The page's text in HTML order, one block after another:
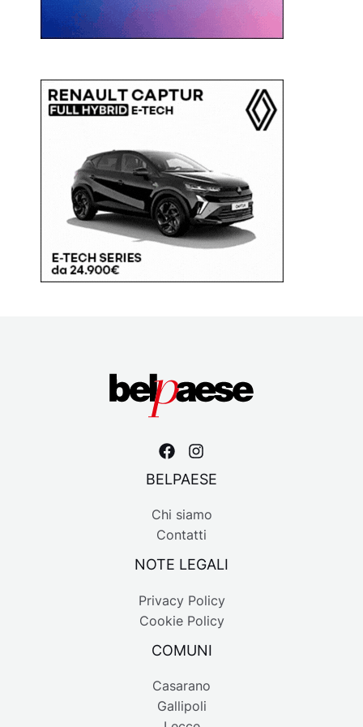
BELPAESE
Chi siamo
Contatti
NOTE LEGALI
Privacy Policy
Cookie Policy
COMUNI
Casarano
Gallipoli